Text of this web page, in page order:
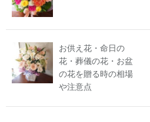
お供え花・命日の
花・葬儀の花・お盆
の花を贈る時の相場
や注意点